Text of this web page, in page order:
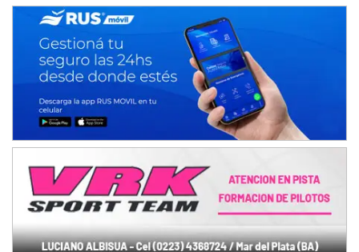
Avellaneda (Santa Fe)
SUR SANTAFESINO - F4
José Samuel Sánchez (Tierra)
Rufino (Santa Fe)
TUCUMANO - F5
Juan Navarro (Asfalto)
El Timbó (Tucumán)
08/09-AGO
IAME SERIES ARGENTINA 6
Baradero (Buenos Aires)